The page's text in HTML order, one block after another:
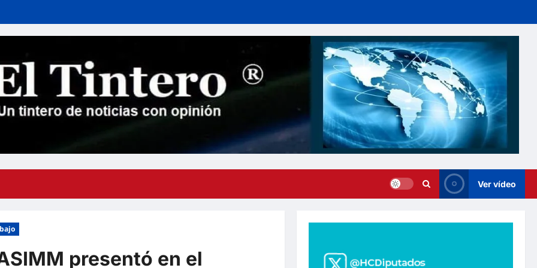
Ver vídeo
presentó en el